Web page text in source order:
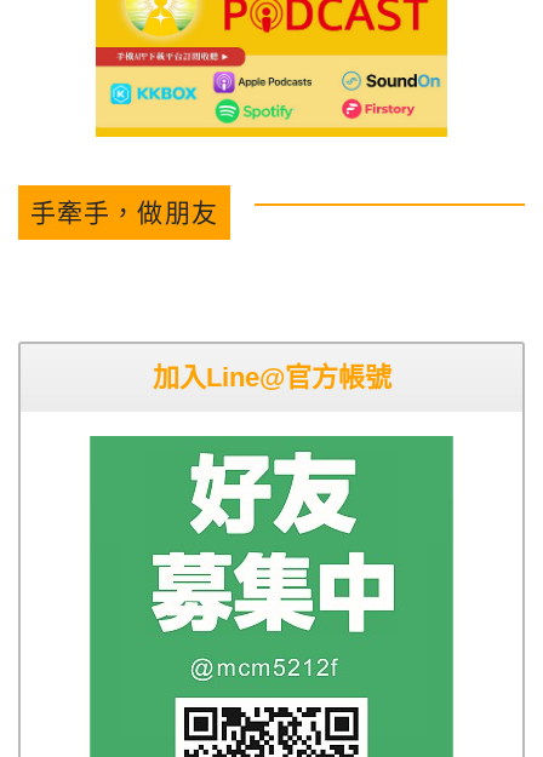
手牽手，做朋友
加入Line@官方帳號